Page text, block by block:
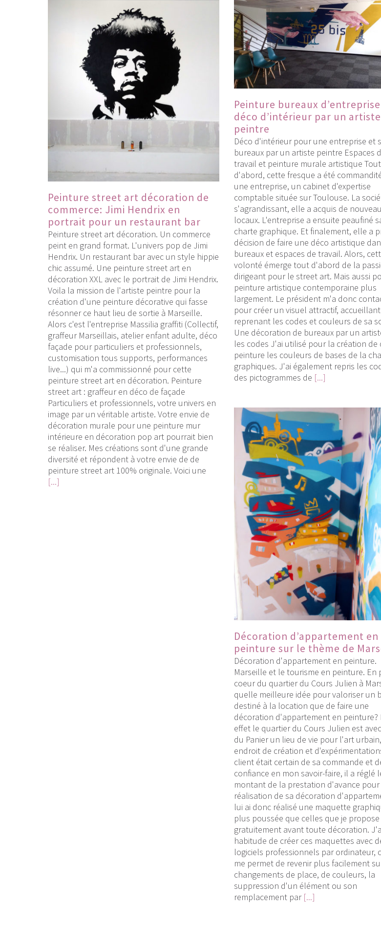
Peinture bureaux
déco d’intérieur par un artiste
peintre
Déco d'intérieur pour une entreprise et
bureaux par un artiste peintre Espaces
travail et peinture murale artistique Tout
d'abord, cette fresque a été
une entreprise, un cabinet d'expertise
comptable située sur Toulouse. La
s'agrandissant, elle a acquis de
locaux. L'entreprise a ensuite peaufiné
charte graphique. Et finalement, elle a
décision de faire une déco artistique
bureaux et espaces de travail. Alors,
volonté émerge tout d'abord de la
dirigeant pour le street art. Mais aussi
peinture artistique contemporaine plus
largement. Le président m'a donc
pour créer un visuel attractif,
reprenant les codes et couleurs de sa
Une décoration de bureaux par un
les codes J'ai utilisé pour la création de
peinture les couleurs de bases de la
graphiques. J'ai également repris les
des pictogrammes de [...]
Peinture street art décoration de
commerce: Jimi Hendrix en
portrait pour un restaurant bar
Peinture street art décoration. Un commerce
peint en grand format. L'univers pop de Jimi
Hendrix. Un restaurant bar avec un style hippie
chic assumé. Une peinture street art en
décoration XXL avec le portrait de Jimi Hendrix.
Voila la mission de l'artiste peintre pour la
création d'une peinture décorative qui fasse
résonner ce haut lieu de sortie à Marseille.
Alors c'est l'entreprise Massilia graffiti (Collectif,
graffeur Marseillais, atelier enfant adulte, déco
façade pour particuliers et professionnels,
customisation tous supports, performances
live...) qui m'a commissionné pour cette
peinture street art en décoration. Peinture
street art : graffeur en déco de façade
Particuliers et professionnels, votre univers en
image par un véritable artiste. Votre envie de
décoration murale pour une peinture mur
intérieure en décoration pop art pourrait bien
se réaliser. Mes créations sont d'une grande
diversité et répondent à votre envie de de
peinture street art 100% originale. Voici une
[...]
Décoration d’appartement en
peinture sur le thème de
Décoration d'appartement en peinture.
Marseille et le tourisme en peinture. En
coeur du quartier du Cours Julien à
quelle meilleure idée pour valoriser un
destiné à la location que de faire une
décoration d'appartement en peinture?
effet le quartier du Cours Julien est
du Panier un lieu de vie pour l'art
endroit de création et
client était certain de sa commande et
confiance en mon savoir-faire, il a réglé
montant de la prestation d'avance
réalisation de sa décoration
lui ai donc réalisé une maquette
plus poussée que celles que je propose
gratuitement avant toute décoration.
habitude de créer ces maquettes avec
logiciels professionnels par ordinateur,
me permet de revenir plus facilement
changements de place, de couleurs, la
suppression d'un élément ou son
remplacement par [...]